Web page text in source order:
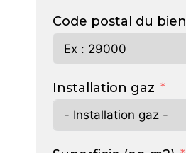
Code postal du bien
Installation gaz